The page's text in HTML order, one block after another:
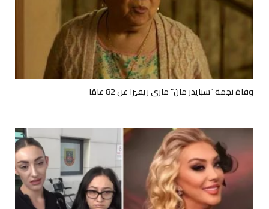
وفاة نجمة “سبايدر مان” ماري ريفيرا عن 82 عامًا